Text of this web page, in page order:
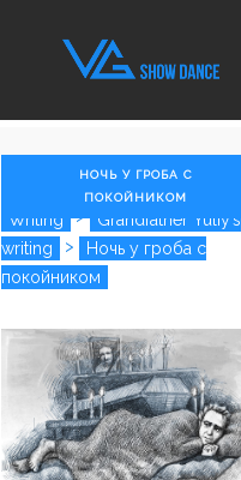
НОЧЬ У ГРОБА С
ПОКОЙНИКОМ
Writing > Grandfather Yuliy’s
writing
>
Ночь у гроба с
покойником